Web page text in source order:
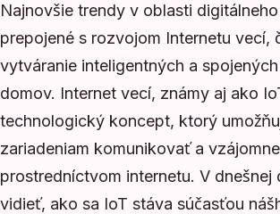
Najnovšie trendy v oblasti
prepojené s rozvojom Internetu vecí,
vytváranie inteligentných a
domov. Internet vecí, známy aj ako
technologický koncept, ktorý
zariadeniam komunikovať a
prostredníctvom internetu. V dnešnej
vidieť, ako sa IoT stáva súčasťou